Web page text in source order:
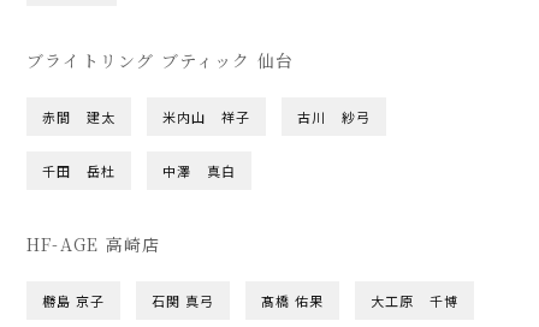
ブライトリング ブティック 仙台
赤間 建太 米内山 祥子 古川 紗弓
千田 岳杜 中澤 真白
HF-AGE 高崎店
橳島 京子 石関 真弓 髙橋 佑果 大工原 千博